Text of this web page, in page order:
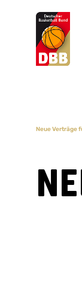
Suchvorschläge
Neue Verträge